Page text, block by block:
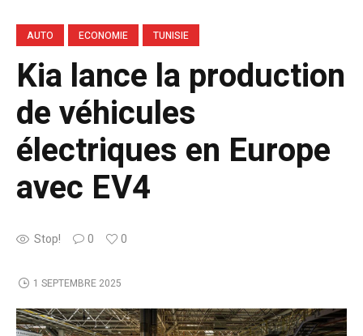
AUTO ECONOMIE TUNISIE
Kia lance la production
de véhicules
électriques en Europe
avec EV4
Stop! 0 0
1 SEPTEMBRE 2025